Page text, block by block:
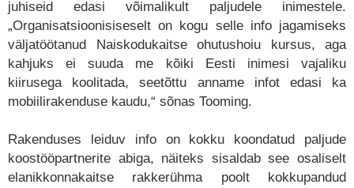
juhiseid edasi võimalikult paljudele inimestele.
„Organisatsioonisiseselt on kogu selle info jagamiseks
väljatöötanud Naiskodukaitse ohutushoiu kursus, aga
kahjuks ei suuda me kõiki Eesti inimesi vajaliku
kiirusega koolitada, seetõttu anname infot edasi ka
mobiilirakenduse kaudu,“ sõnas Tooming.
Rakenduses leiduv info on kokku koondatud paljude
koostööpartnerite abiga, näiteks sisaldab see osaliselt
elanikkonnakaitse rakkerühma poolt kokkupandud